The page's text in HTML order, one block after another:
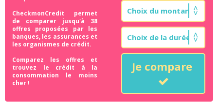
CheckmonCredit permet
de comparer jusqu'à 38
offres proposées par les
banques, les assurances et
les organismes de crédit.
Comparez les offres et
trouvez le crédit à la
consommation le moins
cher !
Je compare